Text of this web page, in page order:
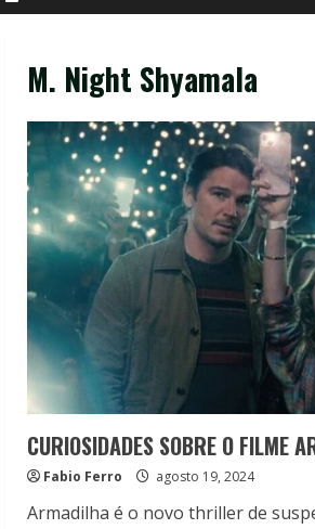
M. Night Shyamala
CURIOSIDADES SOBRE O FILME
Fabio Ferro agosto 19, 2024
Armadilha é o novo thriller de